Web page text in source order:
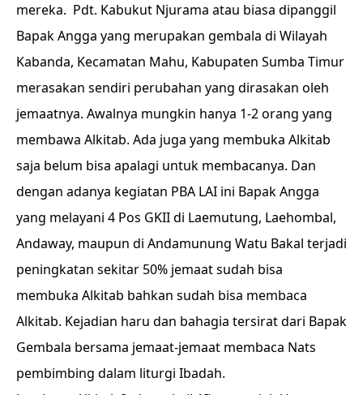
mereka. Pdt. Kabukut Njurama atau biasa dipanggil
Bapak Angga yang merupakan gembala di Wilayah
Kabanda, Kecamatan Mahu, Kabupaten Sumba Timur
merasakan sendiri perubahan yang dirasakan oleh
jemaatnya. Awalnya mungkin hanya 1-2 orang yang
membawa Alkitab. Ada juga yang membuka Alkitab
saja belum bisa apalagi untuk membacanya. Dan
dengan adanya kegiatan PBA LAI ini Bapak Angga
yang melayani 4 Pos GKII di Laemutung, Laehombal,
Andaway, maupun di Andamunung Watu Bakal terjadi
peningkatan sekitar 50% jemaat sudah bisa
membuka Alkitab bahkan sudah bisa membaca
Alkitab. Kejadian haru dan bahagia tersirat dari Bapak
Gembala bersama jemaat-jemaat membaca Nats
pembimbing dalam liturgi Ibadah.